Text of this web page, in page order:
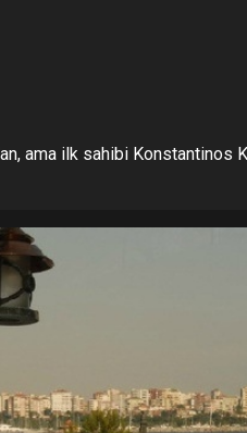
ama ilk sahibi Konstantinos